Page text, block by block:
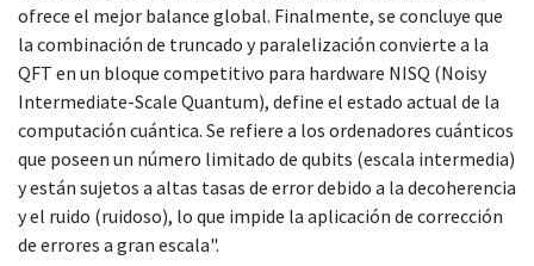
ofrece el mejor balance global. Finalmente, se concluye que
la combinación de truncado y paralelización convierte a la
QFT en un bloque competitivo para hardware NISQ (Noisy
Intermediate-Scale Quantum), define el estado actual de la
computación cuántica. Se refiere a los ordenadores cuánticos
que poseen un número limitado de qubits (escala intermedia)
y están sujetos a altas tasas de error debido a la decoherencia
y el ruido (ruidoso), lo que impide la aplicación de corrección
de errores a gran escala".